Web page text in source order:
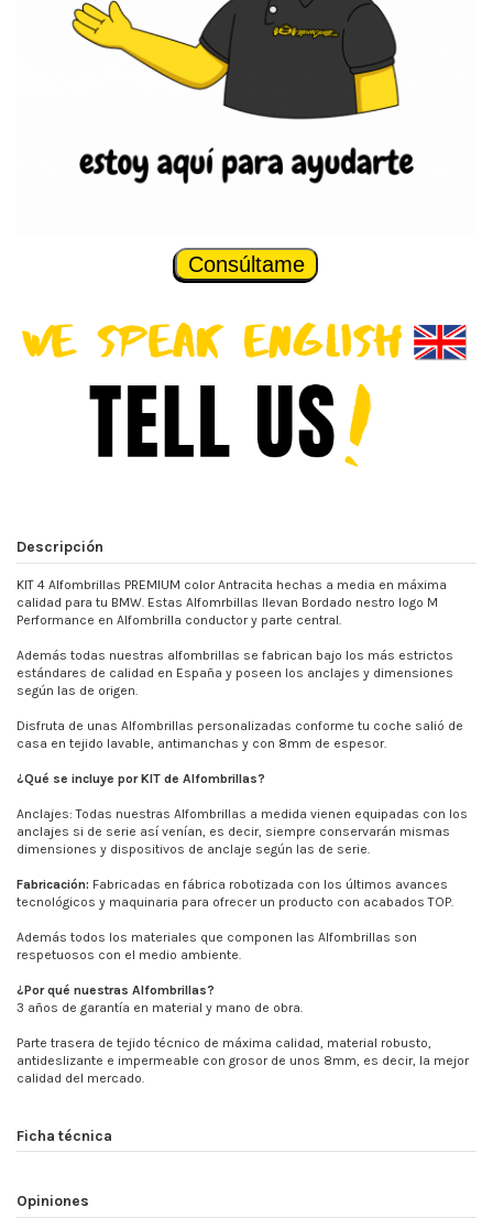
Consúltame
Descripción
KIT 4 Alfombrillas PREMIUM color Antracita hechas a media en máxima
calidad para tu BMW. Estas Alfomrbillas llevan Bordado nestro logo M
Performance en Alfombrilla conductor y parte central.
Además todas nuestras alfombrillas se fabrican bajo los más estrictos
estándares de calidad en España y poseen los anclajes y dimensiones
según las de origen.
Disfruta de unas Alfombrillas personalizadas conforme tu coche salió de
casa en tejido lavable, antimanchas y con 8mm de espesor.
¿Qué se incluye por KIT de Alfombrillas?
Anclajes: Todas nuestras Alfombrillas a medida vienen equipadas con los
anclajes si de serie así venían, es decir, siempre conservarán mismas
dimensiones y dispositivos de anclaje según las de serie.
Fabricación: Fabricadas en fábrica robotizada con los últimos avances
tecnológicos y maquinaria para ofrecer un producto con acabados TOP.
Además todos los materiales que componen las Alfombrillas son
respetuosos con el medio ambiente.
¿Por qué nuestras Alfombrillas?
3 años de garantía en material y mano de obra.
Parte trasera de tejido técnico de máxima calidad, material robusto,
antideslizante e impermeable con grosor de unos 8mm, es decir, la mejor
calidad del mercado.
Ficha técnica
Opiniones